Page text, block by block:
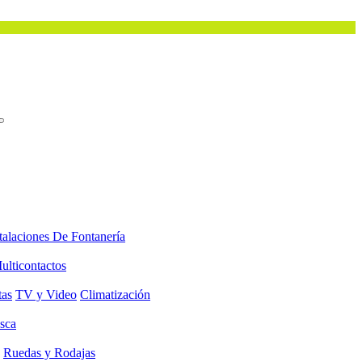
De Fontanería
TV y Video Climatización
Ruedas y Rodajas